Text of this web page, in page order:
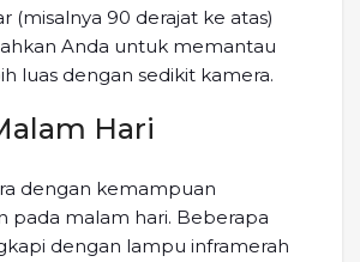
(misalnya 90 derajat ke atas)
Anda untuk memantau
luas dengan sedikit kamera.
Hari
dengan kemampuan
pada malam hari. Beberapa
dengan lampu inframerah